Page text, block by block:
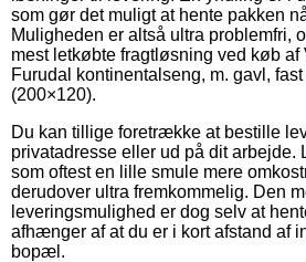
som gør det muligt at hente pakken
Muligheden er altså ultra problemfri,
mest letkøbte fragtløsning ved køb af
Furudal kontinentalseng, m. gavl,
(200×120).
Du kan tillige foretrække at bestille
privatadresse eller ud på dit arbejde.
som oftest en lille smule mere
derudover ultra fremkommelig. Den
leveringsmulighed er dog selv at
afhænger af at du er i kort afstand af
bopæl.